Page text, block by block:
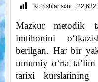
Ko‘rishlar soni 22,632
Mazkur metodik
imtihonini
berilgan. Har bir
umumiy o‘rta ta’lim
tarixi kurslarining